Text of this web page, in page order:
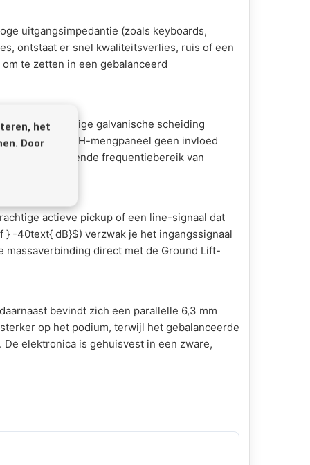
het
Door
uitgangsimpedantie (zoals keyboards,
ontstaat er snel kwaliteitsverlies, ruis of een
te zetten in een gebalanceerd
een volledige galvanische scheiding
en het FOH-mengpaneel geen invloed
indrukwekkende frequentiebereik van
actieve pickup of een line-signaal dat
} -40text{ dB}$) verzwak je het ingangssignaal
massaverbinding direct met de Ground Lift-
bevindt zich een parallelle 6,3 mm
op het podium, terwijl het gebalanceerde
elektronica is gehuisvest in een zware,